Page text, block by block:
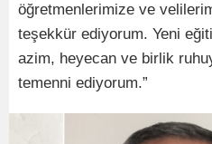
öğretmenlerimize ve
teşekkür ediyorum. Yeni
azim, heyecan ve birlik
temenni ediyorum.”